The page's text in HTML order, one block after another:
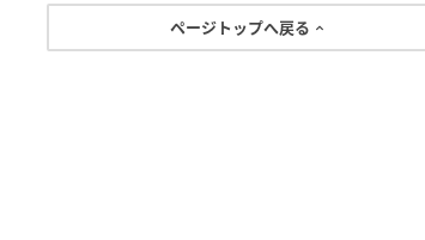
ページトップへ戻る